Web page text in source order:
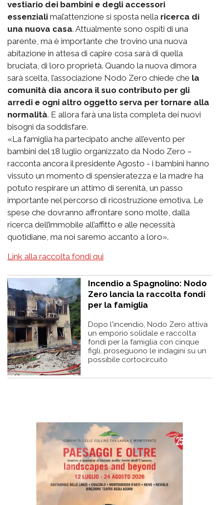
vestiario dei bambini e degli accessori
essenziali mal’attenzione si sposta nella ricerca di
una nuova casa. Attualmente sono ospiti di una
parente, ma è importante che trovino una nuova
abitazione in attesa di capire cosa sarà di quella
bruciata, di loro proprietà. Quando la nuova dimora
sarà scelta, l’associazione Nodo Zero chiede che la
comunità dia ancora il suo contributo per gli
arredi e ogni altro oggetto serva per tornare alla
normalità. E allora farà una lista completa dei nuovi
bisogni da soddisfare.
«La famiglia ha partecipato anche all’evento per
bambini del 18 luglio organizzato da Nodo Zero –
racconta ancora il presidente Agosto - i bambini hanno
vissuto un momento di spensieratezza e la madre ha
potuto respirare un attimo di serenità, un passo
importante nel percorso di ricostruzione emotiva. Le
spese che dovranno affrontare sono molte, dalla
ricerca dell’immobile all’affitto e alle necessità
quotidiane, ma noi saremo accanto a loro».
Link alla raccolta fondi qui
Incendio a Spagnolino: Nodo
Zero lancia la raccolta fondi
per la famiglia
Dopo l'incendio, Nodo Zero attiva
un emporio solidale e raccolta
fondi per la famiglia con cinque
figli, proseguono le indagini su un
possibile cortocircuito